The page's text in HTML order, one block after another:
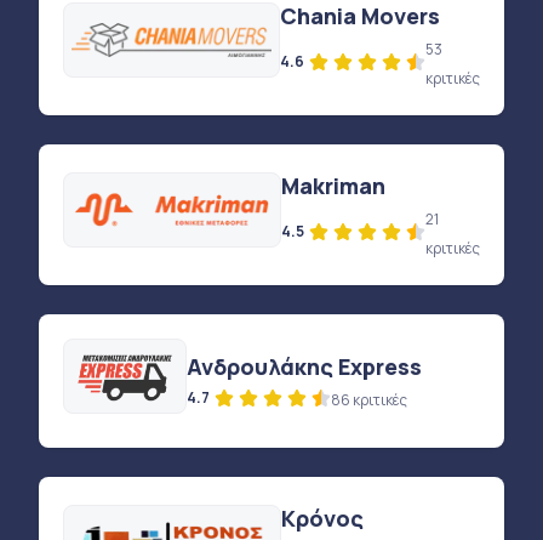
Chania Movers
4.6
53
κριτικές
Makriman
4.5
21
κριτικές
Ανδρουλάκης Express
4.7 86 κριτικές
Κρόνος